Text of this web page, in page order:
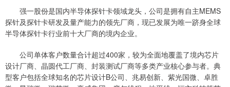
强一股份是国内半导体探针卡领域龙头，公司是拥有自主MEMS
探针及探针卡研发及量产能力的领先厂商，现已发展为唯一跻身全球
半导体探针卡行业前十大厂商的境内企业。
公司单体客户数量合计超过400家，较为全面地覆盖了境内芯片
设计厂商、晶圆代工厂商、封装测试厂商等多类产业核心参与者。典
型客户包括全球知名的芯片设计B公司、兆易创新、紫光国微、卓胜